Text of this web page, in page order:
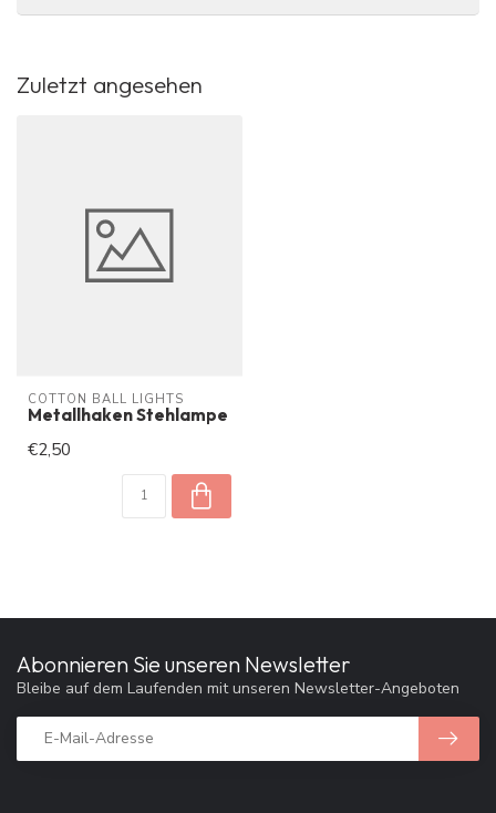
Zuletzt angesehen
COTTON BALL LIGHTS
Metallhaken Stehlampe
€2,50
Abonnieren Sie unseren Newsletter
Bleibe auf dem Laufenden mit unseren Newsletter-Angeboten